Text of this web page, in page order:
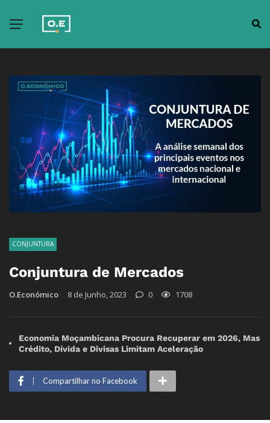
CONJUNTURA
Conjuntura de Mercados
O.Económico 8 de Junho, 2023 0 1708
Economia Moçambicana Procura Recuperar em 2026, Mas
Crédito, Dívida e Divisas Limitam Aceleração
Compartilhar no Facebook